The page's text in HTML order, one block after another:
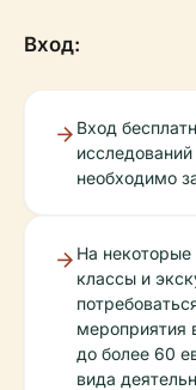
Вход:
Вход
необходимо
На
классы и
мероприятия
до более 60
вида